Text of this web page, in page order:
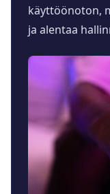
käyttöönoton,
ja alentaa